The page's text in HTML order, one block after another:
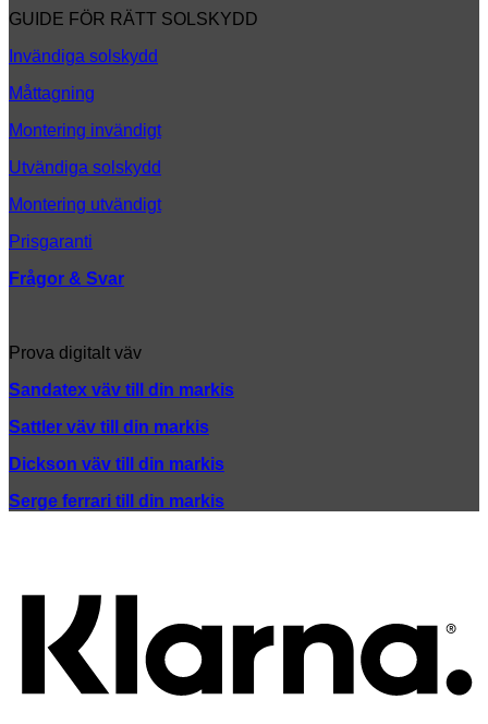
GUIDE FÖR RÄTT SOLSKYDD
Invändiga solskydd
Måttagning
Montering invändigt
Utvändiga solskydd
Montering utvändigt
Prisgaranti
Frågor & Svar
Prova digitalt väv
Sandatex väv till din markis
Sattler väv till din markis
Dickson väv till din markis
Serge ferrari till din markis